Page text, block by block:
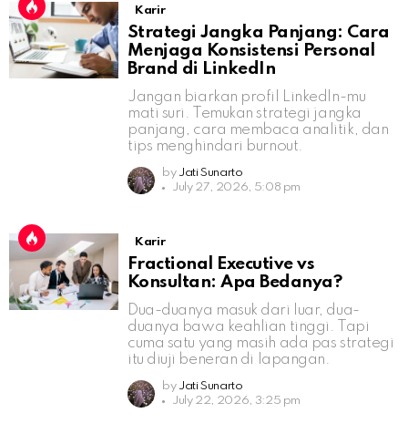
Karir
Strategi Jangka Panjang: Cara
Menjaga Konsistensi Personal
Brand di LinkedIn
Jangan biarkan profil LinkedIn-mu
mati suri. Temukan strategi jangka
panjang, cara membaca analitik, dan
tips menghindari burnout.
by Jati Sunarto
July 27, 2026, 5:08 pm
Karir
Fractional Executive vs
Konsultan: Apa Bedanya?
Dua-duanya masuk dari luar, dua-
duanya bawa keahlian tinggi. Tapi
cuma satu yang masih ada pas strategi
itu diuji beneran di lapangan.
by Jati Sunarto
July 22, 2026, 3:25 pm